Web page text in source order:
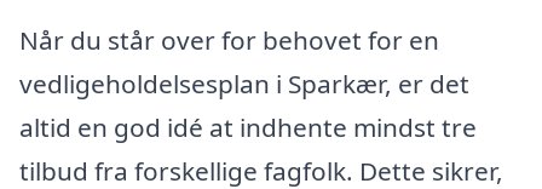
Når du står over for behovet for en
vedligeholdelsesplan i Sparkær, er det
altid en god idé at indhente mindst tre
tilbud fra forskellige fagfolk. Dette sikrer,